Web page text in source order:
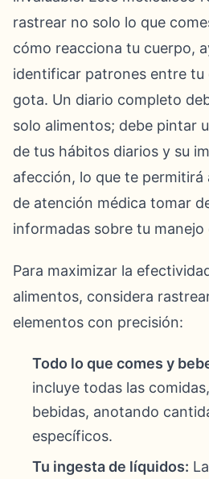
rastrear no solo lo que
cómo reacciona tu cuerpo,
identificar patrones entre tu
gota. Un diario completo
solo alimentos; debe pintar
de tus hábitos diarios y su
afección, lo que te
de atención médica tomar
informadas sobre tu
Para maximizar la
alimentos, considera
elementos con precisión:
Todo lo que comes y
incluye todas las
bebidas, anotando
específicos.
Tu ingesta de líquidos: